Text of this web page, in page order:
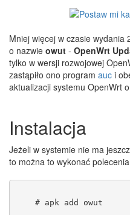
Mniej więcej w czasie wydania
o nazwie owut - OpenWrt
tylko w wersji rozwojowej
zastąpiło ono program auc i
aktualizacji systemu OpenWrt
Instalacja
Jeżeli w systemie nie ma
to można to wykonać
# apk add owut